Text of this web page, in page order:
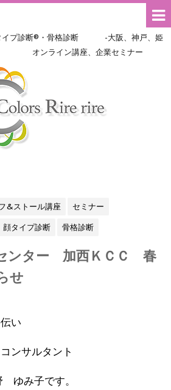
イプ診断®・骨格診断 -大阪、神戸、姫
- オンライン講座、企業セミナー
&ストール講座
セミナー
顔タイプ診断 骨格診断
ンター 加西ＫＣＣ 春
せ
い
ンサルタント
ゆみ子です。